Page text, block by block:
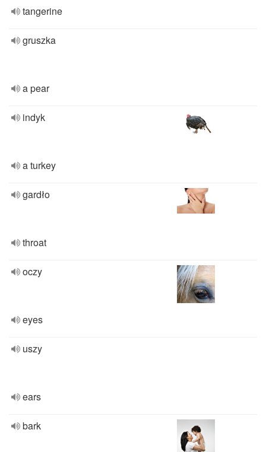
tangerine
gruszka
a pear
indyk
a turkey
gardło
throat
oczy
eyes
uszy
ears
bark